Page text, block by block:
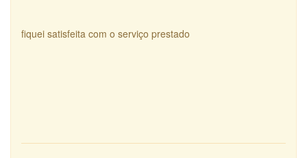
fiquei satisfeita com o serviço prestado